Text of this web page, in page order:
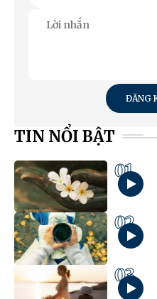
ĐĂNG
TIN NỔI BẬT
01
02
03